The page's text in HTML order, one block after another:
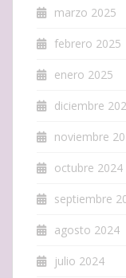
marzo 2025
febrero 2025
enero 2025
diciembre
noviembre
octubre 2024
septiembre
agosto 2024
julio 2024